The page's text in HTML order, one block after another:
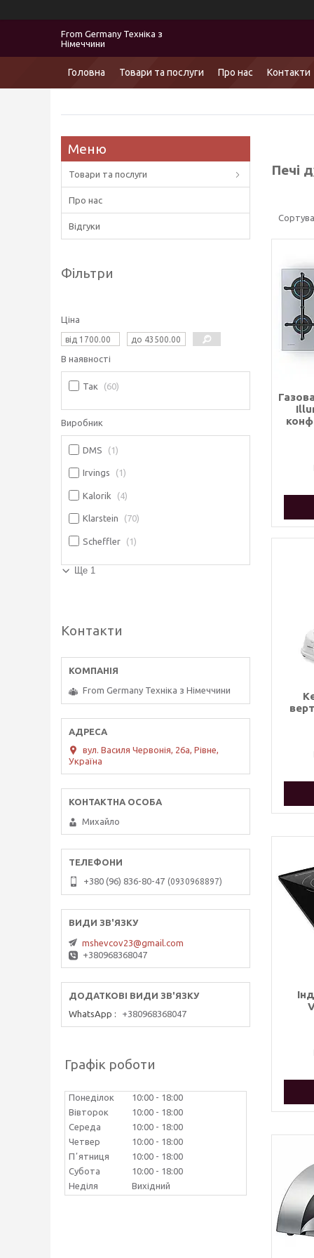
From Germany Техніка з
Німеччини
Головна Товари та послуги Про нас Контакти
Печі
Товари та послуги
Про нас
Відгуки
Фільтри
Ціна
В наявності
Так 60
Виробник
DMS 1
Irvings 1
Kalorik 4
Klarstein 70
Scheffler 1
Ще 1
Контакти
From Germany Техніка з Німеччини
вул. Василя Червонія, 26а, Рівне,
Україна
Михайло
+380 (96) 836-80-47 0930968897
mshevcov23@gmail.com
+380968368047
WhatsApp +380968368047
Графік роботи
Понеділок 10:00
18:00
Вівторок
10:00
18:00
Середа
10:00
18:00
Четвер
10:00
18:00
Пʼятниця
10:00
18:00
Субота
10:00
18:00
Неділя
Вихідний